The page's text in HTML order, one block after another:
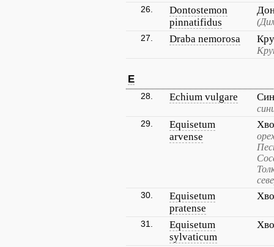
26.
Dontostemon
pinnatifidus
27. Draba nemorosa
E
28. Echium vulgare
29.
Equisetum
arvense
30.
Equisetum
pratense
31.
Equisetum
sylvaticum